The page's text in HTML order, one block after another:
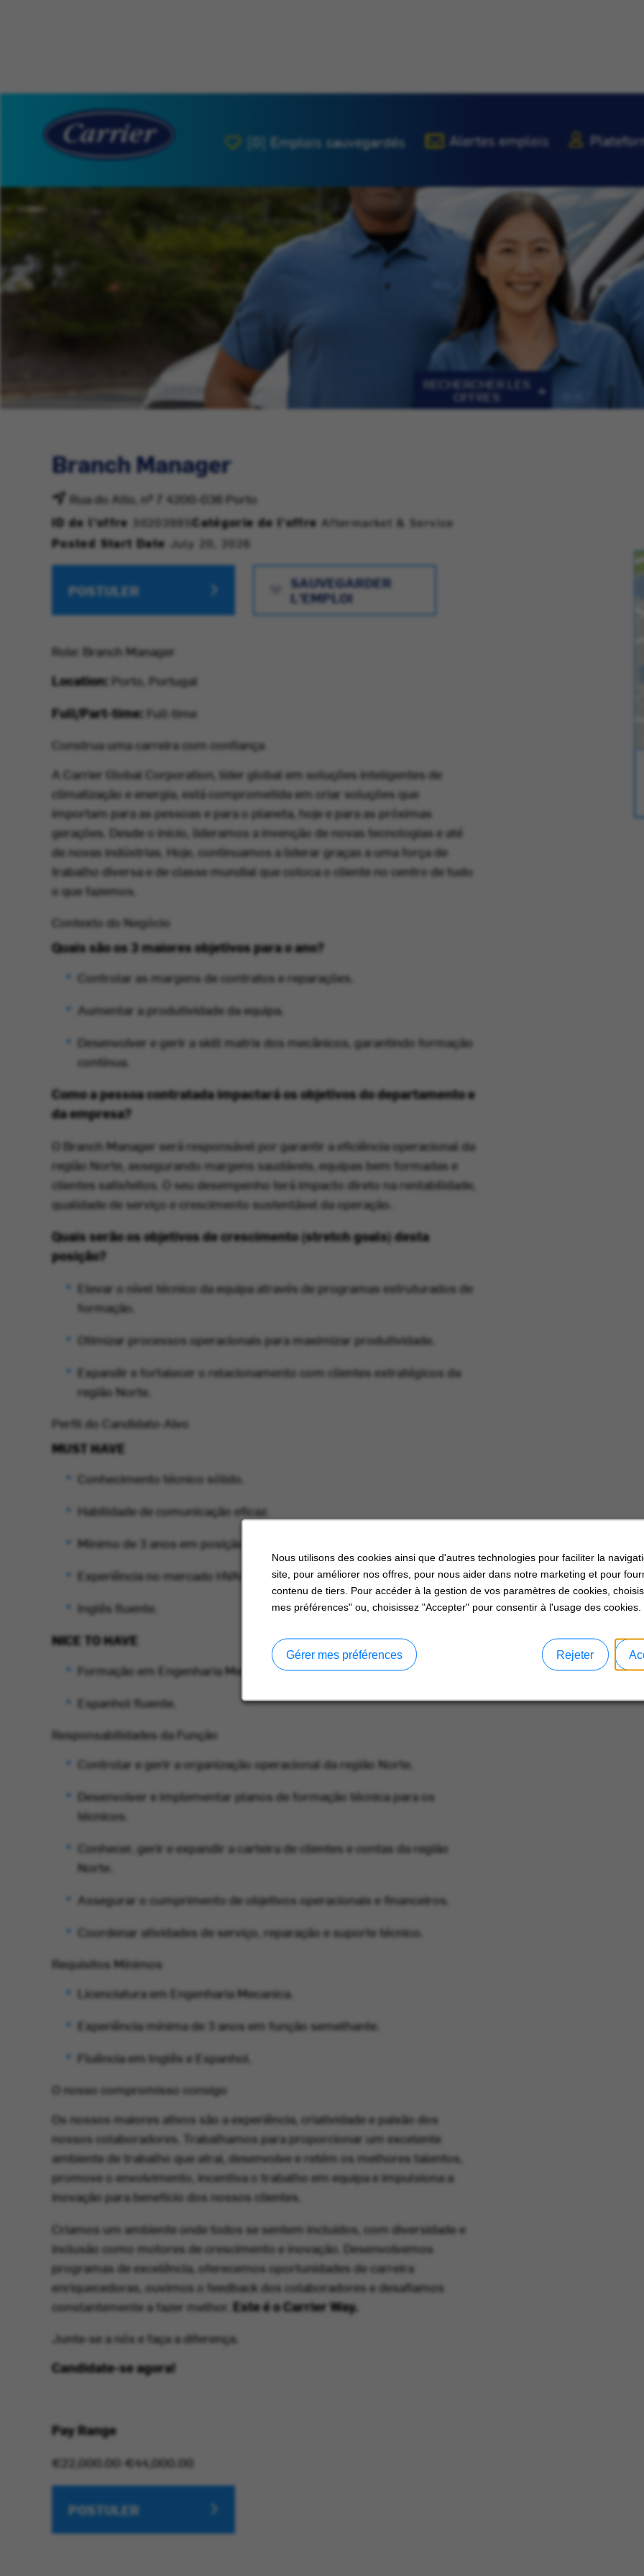
Nous utilisons des cookies ainsi que d'autres technologies pour faciliter la
site, pour améliorer nos offres, pour nous aider dans notre marketing et pour
contenu de tiers. Pour accéder à la gestion de vos paramètres de cookies,
mes préférences" ou, choisissez "Accepter" pour consentir à l'usage des cookies.
Rejeter
Gérer mes préférences
[0] Emplois sauvegardés Alertes emplois
RECHERCHER LES
OFFRES
Branch Manager
Rua do Alto, nº 7 4200-036 Porto
ID de l'offre 30203995Catégorie de l'offre Aftermarket & Service
Posted Start Date July 20, 2026
POSTULER
SAUVEGARDER
L'EMPLOI
Role: Branch Manager
Location: Porto, Portugal
Full/Part-time: Full-time
Construa uma carreira com confiança
A Carrier Global Corporation, líder global em soluções inteligentes de
climatização e energia, está comprometida em criar soluções que
importam para as pessoas e para o planeta, hoje e para as próximas
gerações. Desde o início, lideramos a invenção de novas tecnologias e até
de novas indústrias. Hoje, continuamos a liderar graças a uma força de
trabalho diversa e de classe mundial que coloca o cliente no centro de tudo
o que fazemos.
Contexto do Negócio
Quais são os 3 maiores objetivos para o ano?
Controlar as margens de contratos e reparações.
Aumentar a produtividade da equipa.
Desenvolver e gerir a skill matrix dos mecânicos, garantindo formação
contínua.
Como a pessoa contratada impactará os objetivos do departamento e
da empresa?
O Branch Manager será responsável por garantir a eficiência operacional da
região Norte, assegurando margens saudáveis, equipas bem formadas e
clientes satisfeitos. O seu desempenho terá impacto direto na rentabilidade,
qualidade de serviço e crescimento sustentável da operação.
Quais serão os objetivos de crescimento (stretch goals) desta
posição?
Elevar o nível técnico da equipa através de programas estruturados de
formação.
Otimizar processos operacionais para maximizar produtividade.
Expandir e fortalecer o relacionamento com clientes estratégicos da
região Norte.
Perfil do Candidato-Alvo
MUST HAVE
Conhecimento técnico sólido.
Habilidade de comunicação eficaz.
Mínimo de 3 anos em posição similar.
Experiência no mercado HVAC.
Inglês fluente.
NICE TO HAVE
Formação em Engenharia Mecânica.
Espanhol fluente.
Responsabilidades da Função
Controlar e gerir a organização operacional da região Norte.
Desenvolver e implementar planos de formação técnica para os
técnicos.
Conhecer, gerir e expandir a carteira de clientes e contas da região
Norte.
Assegurar o cumprimento de objetivos operacionais e financeiros.
Coordenar atividades de serviço, reparação e suporte técnico.
Requisitos Mínimos
Licenciatura em Engenharia Mecanica.
Experiência mínima de 3 anos em função semelhante.
Fluência em Inglês e Espanhol.
O nosso compromisso consigo
Os nossos maiores ativos são a experiência, criatividade e paixão dos
nossos colaboradores. Trabalhamos para proporcionar um excelente
ambiente de trabalho que atrai, desenvolve e retém os melhores talentos,
promove o envolvimento, incentiva o trabalho em equipa e impulsiona a
inovação para benefício dos nossos clientes.
Criamos um ambiente onde todos se sentem incluídos, com diversidade e
inclusão como motores de crescimento e inovação. Desenvolvemos
programas de excelência, oferecemos oportunidades de carreira
enriquecedoras, ouvimos o feedback dos colaboradores e desafiamos
constantemente a fazer melhor.Este é o Carrier Way.
Junte-se a nós e faça a diferença.
Candidate-se agora!
Pay Range
€22,000.00-€44,000.00
POSTULER